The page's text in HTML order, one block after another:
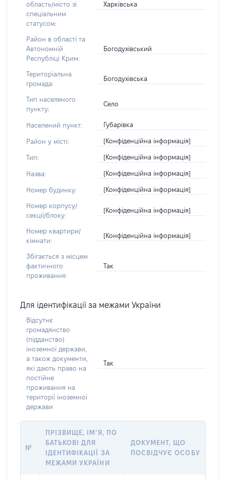
область/місто зі
спеціальним
статусом:
Харківська
Район в області та
Автономній
Республіці Крим:
Богодухівський
Територіальна
громада:
Богодухівська
Тип населеного
пункту:
Село
Населений пункт: Губарівка
Район у місті: [Конфіденційна інформація]
Тип: [Конфіденційна інформація]
Назва: [Конфіденційна інформація]
Номер будинку: [Конфіденційна інформація]
Номер корпусу/
секції/блоку:
[Конфіденційна інформація]
Номер квартири/
кімнати:
[Конфіденційна інформація]
Збігається з місцем
фактичного
проживання:
Так
Для ідентифікації за межами України
Відсутнє
громадянство
(підданство)
іноземної держави,
а також документи,
які дають право на
постійне
проживання на
території іноземної
держави
Так
№
ПРІЗВИЩЕ, ІМ’Я, ПО
БАТЬКОВІ ДЛЯ
ІДЕНТИФІКАЦІЇ ЗА
МЕЖАМИ УКРАЇНИ
ДОКУМЕНТ, ЩО
ПОСВІДЧУЄ ОСОБУ